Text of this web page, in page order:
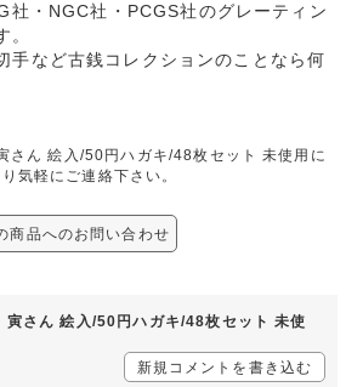
社・NGC社・PCGS社のグレーティン
。
手など古銭コレクションのことなら何
さん 絵入/50円ハガキ/48枚セット 未使用に
気軽にご連絡下さい。
商品へのお問い合わせ
寅さん 絵入/50円ハガキ/48枚セット 未使
新規コメントを書き込む